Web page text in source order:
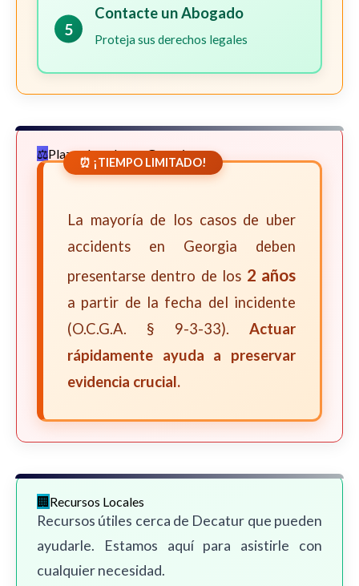
5
Contacte un Abogado
Proteja sus derechos legales
Plazos Legales en Georgia
⏰ ¡TIEMPO LIMITADO!
La mayoría de los casos de uber
accidents en Georgia deben
presentarse dentro de los 2 años
a partir de la fecha del incidente
(O.C.G.A. § 9-3-33). Actuar
rápidamente ayuda a preservar
evidencia crucial.
Recursos Locales
Recursos útiles cerca de Decatur que pueden
ayudarle. Estamos aquí para asistirle con
cualquier necesidad.